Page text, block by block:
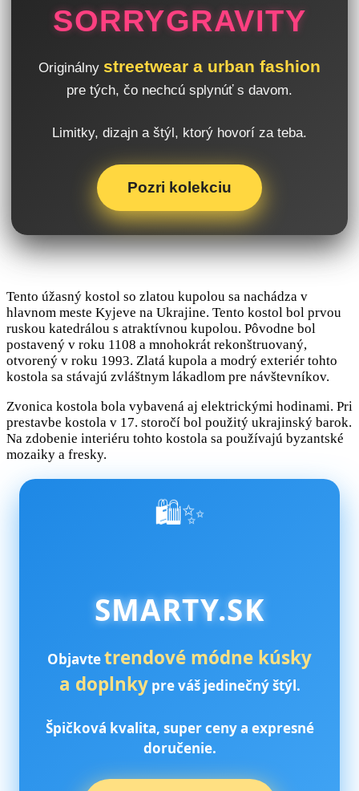
SORRYGRAVITY
Originálny streetwear a urban fashion
pre tých, čo nechcú splynúť s davom.
Limitky, dizajn a štýl, ktorý hovorí za teba.
Pozri kolekciu
Tento úžasný kostol so zlatou kupolou sa nachádza v
hlavnom meste Kyjeve na Ukrajine. Tento kostol bol prvou
ruskou katedrálou s atraktívnou kupolou. Pôvodne bol
postavený v roku 1108 a mnohokrát rekonštruovaný,
otvorený v roku 1993. Zlatá kupola a modrý exteriér tohto
kostola sa stávajú zvláštnym lákadlom pre návštevníkov.
Zvonica kostola bola vybavená aj elektrickými hodinami. Pri
prestavbe kostola v 17. storočí bol použitý ukrajinský barok.
Na zdobenie interiéru tohto kostola sa používajú byzantské
mozaiky a fresky.
🛍️✨
SMARTY.SK
Objavtetrendové módne kúsky
a doplnkypre váš jedinečný štýl.
Špičková kvalita, super ceny a expresné
doručenie.